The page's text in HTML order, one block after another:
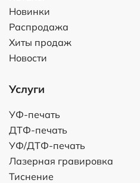
Новинки
Распродажа
Хиты продаж
Новости
Услуги
УФ-печать
ДТФ-печать
УФ/ДТФ-печать
Лазерная гравировка
Тиснение